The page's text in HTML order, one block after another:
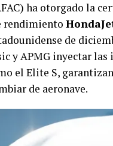
ha otorgado la
rendimiento
de
y APMG inyectar
el Elite S,
de aeronave.